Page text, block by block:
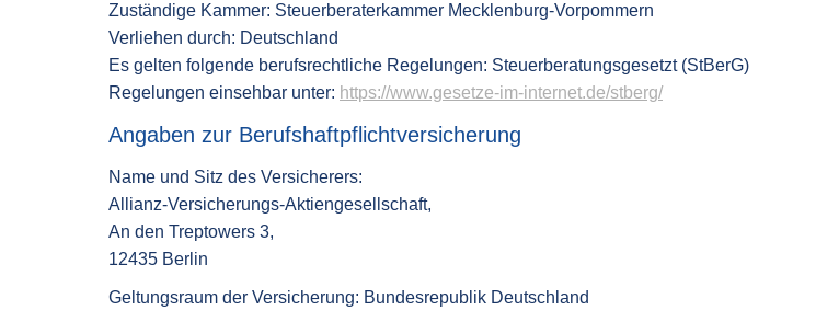
Zuständige Kammer: Steuerberaterkammer Mecklenburg-Vorpommern
Verliehen durch: Deutschland
Es gelten folgende berufsrechtliche Regelungen: Steuerberatungsgesetzt (StBerG)
Regelungen einsehbar unter: https://www.gesetze-im-internet.de/stberg/
Angaben zur Berufshaftpflichtversicherung
Name und Sitz des Versicherers:
Allianz-Versicherungs-Aktiengesellschaft,
An den Treptowers 3,
12435 Berlin
Geltungsraum der Versicherung: Bundesrepublik Deutschland